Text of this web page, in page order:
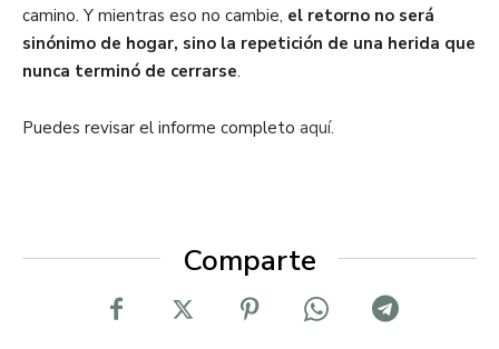
camino. Y mientras eso no cambie, el retorno no será
sinónimo de hogar, sino la repetición de una herida que
nunca terminó de cerrarse.
Puedes revisar el informe completo aquí.
Comparte